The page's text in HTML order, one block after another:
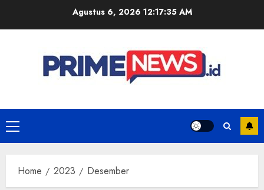
Agustus 6, 2026 12:17:36 AM
Primary
Menu
Home 2023 Desember